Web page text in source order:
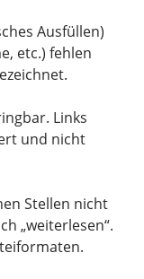
Ausfüllen)
etc.) fehlen
Links
und nicht
Stellen nicht
„weiterlesen“.